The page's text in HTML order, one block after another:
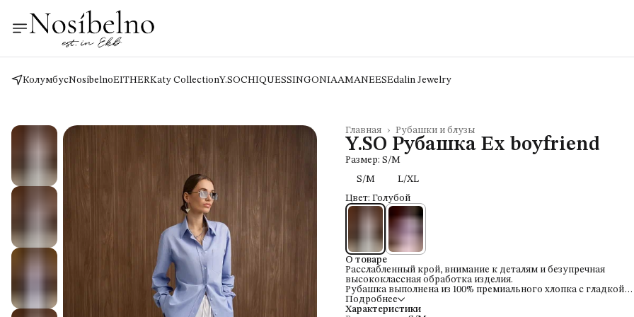
КолумбусNosíbelnoEITHERKaty CollectionY.SOCHIQUESSINGONIAAMANEESEdalin Jewelry
Рубашки и блузы
Главная ›
Y.SO Рубашка Ex boyfriend
Размер: S/M
S/M
L/XL
Цвет: Голубой
О товаре
Расслабленный крой, внимание к деталям и безупречная
высококлассная обработка изделия.
Рубашка выполнена из 100% премиального хлопка с гладкой
прохладной текстурой и идеально впишется в летний
Подробнее
Характеристики